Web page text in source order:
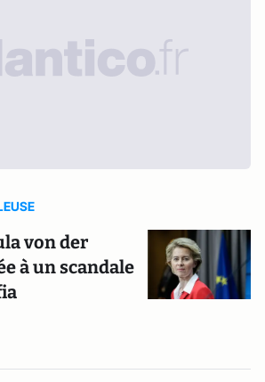
von der
à un scandale